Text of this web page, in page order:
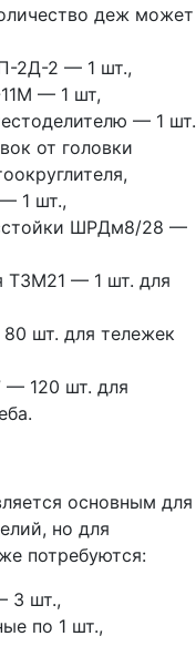
деж может
2Д-2 — 1 шт.,
— 1 шт,
— 1 шт.
от головки
1 шт.,
ШРДм8/28 —
ТЗМ21 — 1 шт. для
шт. для тележек
— 120 шт. для
основным для
но для
потребуются:
3 шт.,
по 1 шт.,